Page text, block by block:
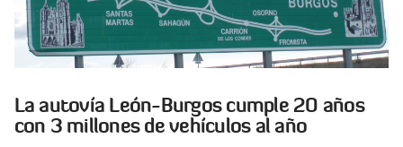
La autovía León-Burgos cumple 20 años
con 3 millones de vehículos al año